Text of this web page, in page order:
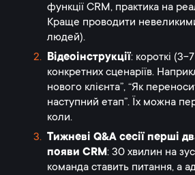
функції CRM, практика на
Краще проводити
людей).
Відеоінструкції: короткі (3-
конкретних сценаріїв.
нового клієнта”, “Як
наступний етап”. Їх можна
коли.
Тижневі Q&A сесії перші
появи CRM: 30 хвилин на
команда ставить питання, а